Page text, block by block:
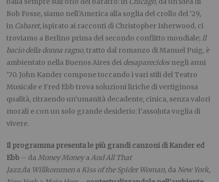
Bob Fosse, siamo nell’America alla soglia del crollo del ’29,
in Cabaret, ispirato ai racconti di Christopher Isherwood, ci
troviamo a Berlino prima del secondo conflitto mondiale; Il
bacio della donna ragno, tratto dal romanzo di Manuel Puig, è
ambientato nella Buenos Aires dei desaparecidosnegli anni
’70. John Kander compone toccando i vari stili del Teatro
Musicale e Fred Ebb trova soluzioni liriche di vertiginosa
qualità, ritraendo un’umanità decadente, cinica, senza valori
morali e con un solo grande desiderio: l’assoluta voglia di
vivere.
Il programma presenta le più grandi canzoni di Kander ed
Ebb – daMoney MoneyaAnd All That
Jazz,da Willkommena Kiss of the Spider Woman, da New York,